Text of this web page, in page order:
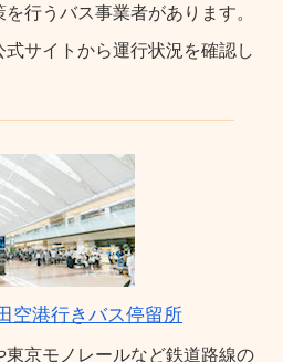
行うバス事業者があります。
サイトから運行状況を確認し
空港行きバス停留所
京モノレールなど鉄道路線の